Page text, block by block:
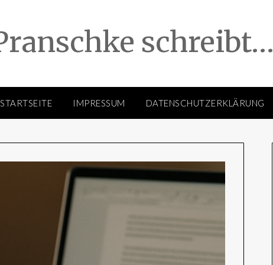
schreibt…
STARTSEITE IMPRESSUM DATENSCHUTZERKLÄRUNG